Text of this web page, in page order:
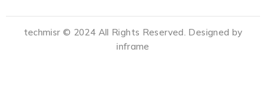
techmisr © 2024 All Rights Reserved. Designed by
inframe